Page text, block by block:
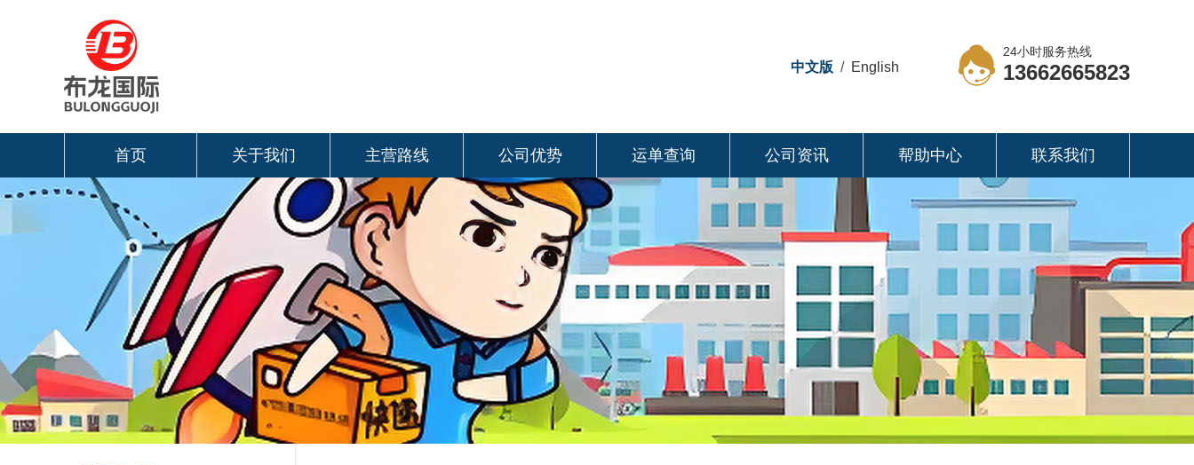
中文版 / English
24小时服务热线
13662665823
首页 关于我们 主营路线 公司优势 运单查询 公司资讯 帮助中心 联系我们